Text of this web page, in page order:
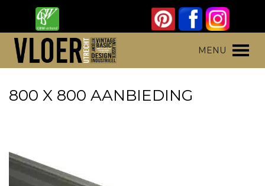
content
MENU
800 X 800 AANBIEDING